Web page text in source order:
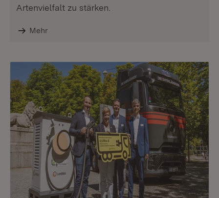
Artenvielfalt zu stärken.
Mehr